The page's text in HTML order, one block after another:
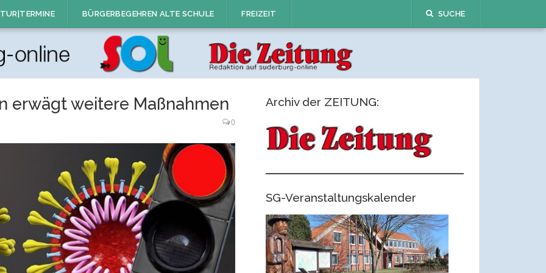
BÜRGERBEGEHREN ALTE SCHULE FREIZEIT SUCHE
erwägt weitere Maßnahmen
0
Archiv der ZEITUNG:
SG-Veranstaltungskalender